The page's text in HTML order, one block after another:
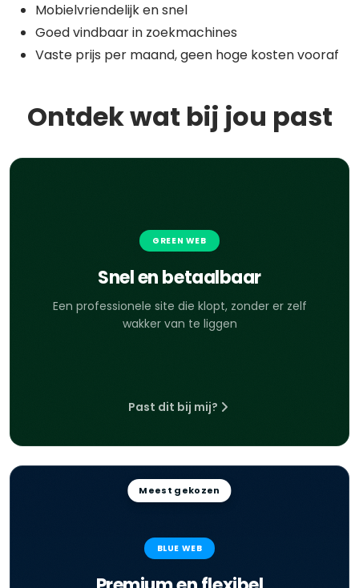
Mobielvriendelijk en snel
Goed vindbaar in zoekmachines
Vaste prijs per maand, geen hoge kosten vooraf
Ontdek wat bij jou past
GREEN WEB
Snel en betaalbaar
Een professionele site die klopt, zonder er zelf
wakker van te liggen
Past dit bij mij?
Meest gekozen
BLUE WEB